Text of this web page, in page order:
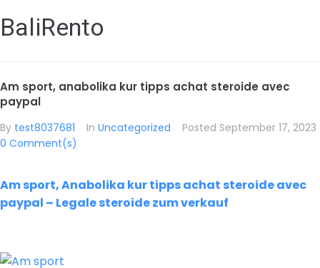
BaliRento
Am sport, anabolika kur tipps achat steroide avec
paypal
By test8037681 In Uncategorized Posted September 17, 2023
0 Comment(s)
Am sport, Anabolika kur tipps achat steroide avec
paypal – Legale steroide zum verkauf